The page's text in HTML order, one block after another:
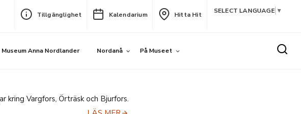
Tillgänglighet Kalendarium Hitta Hit SELECT LANGUAGE ▼
Museum Anna Nordlander Nordanå På Museet
kring Vargfors, Örträsk och Bjurfors.